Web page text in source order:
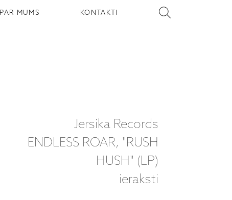
PAR MUMS KONTAKTI
Jersika Records
ENDLESS ROAR, "RUSH
HUSH" (LP)
ieraksti